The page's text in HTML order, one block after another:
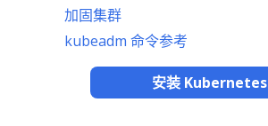
加固集群
kubeadm 命令参考
安装 Kubernetes